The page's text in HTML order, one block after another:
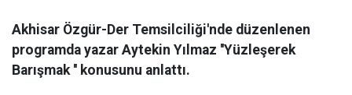
Akhisar Özgür-Der Temsilciliği'nde düzenlenen
programda yazar Aytekin Yılmaz ''Yüzleşerek
Barışmak '' konusunu anlattı.